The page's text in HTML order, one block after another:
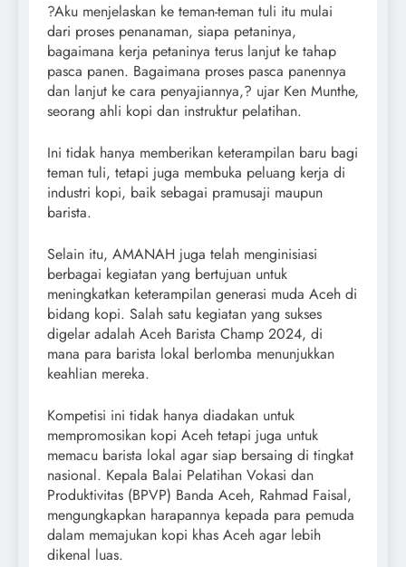
?Aku menjelaskan ke teman-teman tuli itu mulai
dari proses penanaman, siapa petaninya,
bagaimana kerja petaninya terus lanjut ke tahap
pasca panen. Bagaimana proses pasca panennya
dan lanjut ke cara penyajiannya,? ujar Ken Munthe,
seorang ahli kopi dan instruktur pelatihan.
Ini tidak hanya memberikan keterampilan baru bagi
teman tuli, tetapi juga membuka peluang kerja di
industri kopi, baik sebagai pramusaji maupun
barista.
Selain itu, AMANAH juga telah menginisiasi
berbagai kegiatan yang bertujuan untuk
meningkatkan keterampilan generasi muda Aceh di
bidang kopi. Salah satu kegiatan yang sukses
digelar adalah Aceh Barista Champ 2024, di
mana para barista lokal berlomba menunjukkan
keahlian mereka.
Kompetisi ini tidak hanya diadakan untuk
mempromosikan kopi Aceh tetapi juga untuk
memacu barista lokal agar siap bersaing di tingkat
nasional. Kepala Balai Pelatihan Vokasi dan
Produktivitas (BPVP) Banda Aceh, Rahmad Faisal,
mengungkapkan harapannya kepada para pemuda
dalam memajukan kopi khas Aceh agar lebih
dikenal luas.